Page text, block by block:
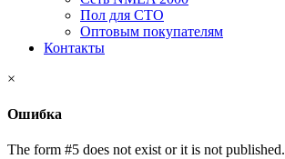
Пол для СТО
Оптовым покупателям
Контакты
×
Ошибка
The form #5 does not exist or it is not published.